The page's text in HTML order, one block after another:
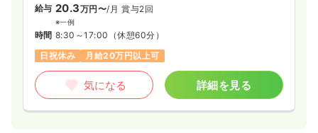
給与 20.3万円〜/月 賞与2回
※一例
時間 8:30～17:00 （休憩60分）
日祝休み
月給20万円以上可
気になる 詳細を見る